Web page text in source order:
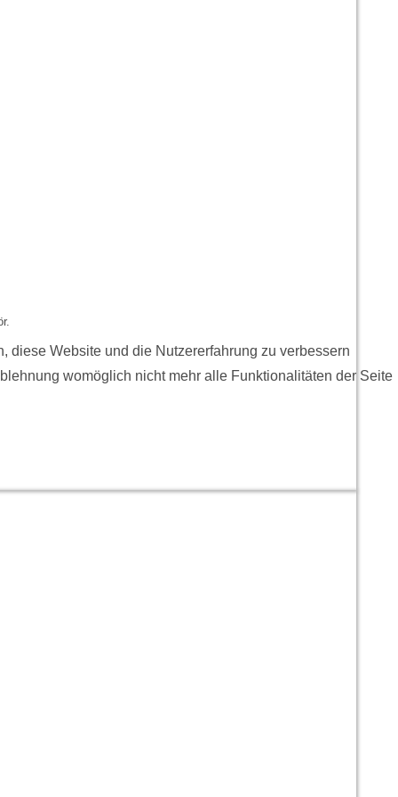
diese Website und die Nutzererfahrung zu verbessern
womöglich nicht mehr alle Funktionalitäten der Seite